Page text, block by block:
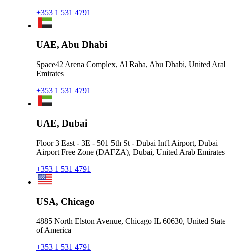
+353 1 531 4791
UAE, Abu Dhabi
Space42 Arena Complex, Al Raha, Abu Dhabi, United
Emirates
+353 1 531 4791
UAE, Dubai
Floor 3 East - 3E - 501 5th St - Dubai Int'l Airport, Dubai
Airport Free Zone (DAFZA), Dubai, United Arab Emirates
+353 1 531 4791
USA, Chicago
4885 North Elston Avenue, Chicago IL 60630, United
of America
+353 1 531 4791